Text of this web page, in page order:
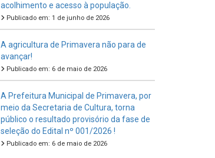
acolhimento e acesso à população.
Publicado em: 1 de junho de 2026
A agricultura de Primavera não para de
avançar!
Publicado em: 6 de maio de 2026
A Prefeitura Municipal de Primavera, por
meio da Secretaria de Cultura, torna
público o resultado provisório da fase de
seleção do Edital nº 001/2026 !
Publicado em: 6 de maio de 2026